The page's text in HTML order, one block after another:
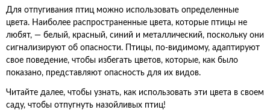
Для отпугивания птиц можно использовать определенные
цвета. Наиболее распространенные цвета, которые птицы не
любят, — белый, красный, синий и металлический, поскольку они
сигнализируют об опасности. Птицы, по-видимому, адаптируют
свое поведение, чтобы избегать цветов, которые, как было
показано, представляют опасность для их видов.
Читайте далее, чтобы узнать, как использовать эти цвета в своем
саду, чтобы отпугнуть назойливых птиц!